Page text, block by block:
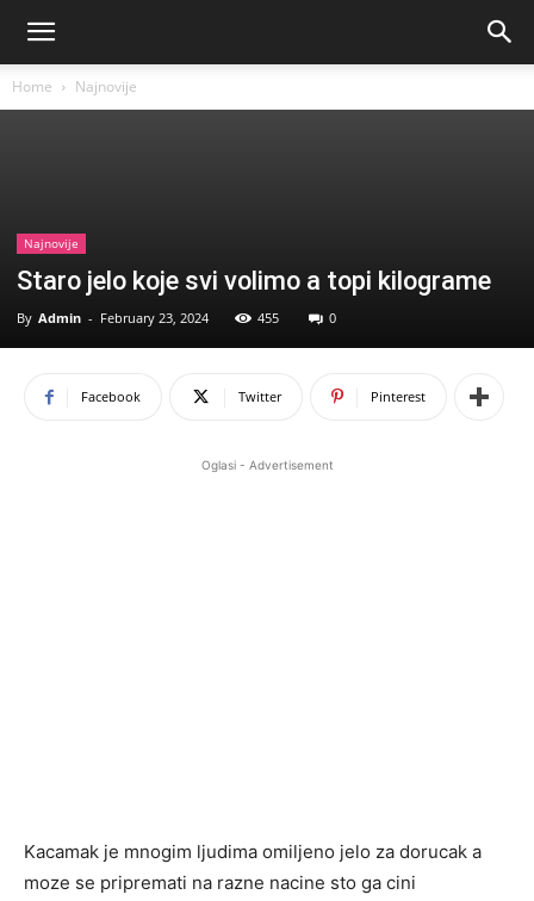
Home Najnovije
Najnovije
Staro jelo koje svi volimo a topi kilograme
By Admin - February 23, 2024 455 0
Facebook Twitter Pinterest
Oglasi - Advertisement
Kacamak je mnogim ljudima omiljeno jelo za dorucak a
moze se pripremati na razne nacine sto ga cini